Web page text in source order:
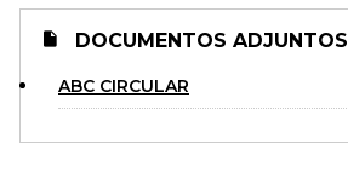
DOCUMENTOS ADJUNTOS
ABC CIRCULAR